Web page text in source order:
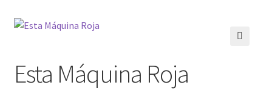
libros
nosotros
Esta Máquina Roja